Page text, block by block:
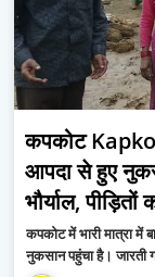
कपकोट
आपदा से हुए
भौर्याल, पीड़ितों
कपकोट में भारी मात्रा में
नुकसान पहुंचा है। जारती